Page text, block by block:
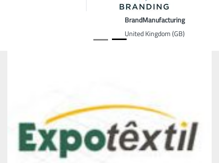
BrandManufacturing
United Kingdom (GB)